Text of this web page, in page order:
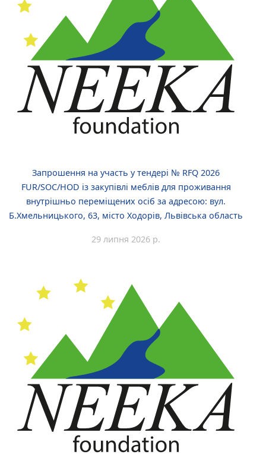
Запрошення на участь у тендері № RFQ 2026
FUR/SOC/HOD із закупівлі меблів для проживання
внутрішньо переміщених осіб за адресою: вул.
Б.Хмельницького, 63, місто Ходорів, Львівська область
29 липня 2026 р.